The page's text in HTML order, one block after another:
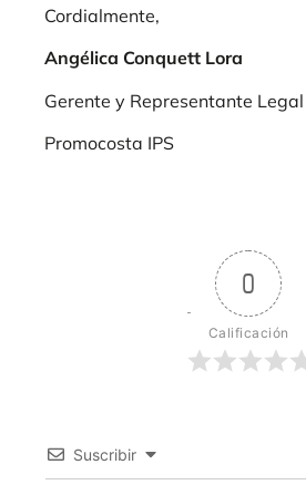
Cordialmente,
Angélica Conquett Lora
Gerente y Representante Legal
Promocosta IPS
0
Calificación
Suscribir